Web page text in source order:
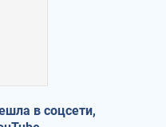
в соцсети,